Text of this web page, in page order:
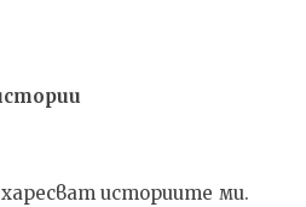
историите ми.